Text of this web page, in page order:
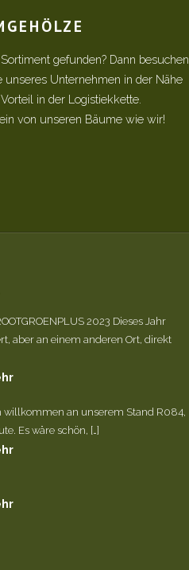
gefunden? Dann besuchen
unseres Unternehmen in der Nähe
in der Logistiekkette.
von unseren Bäume wie wir!
2023 Dieses Jahr
aber an einem anderen Ort, direkt
willkommen an unserem Stand R084,
Es wäre schön, […]